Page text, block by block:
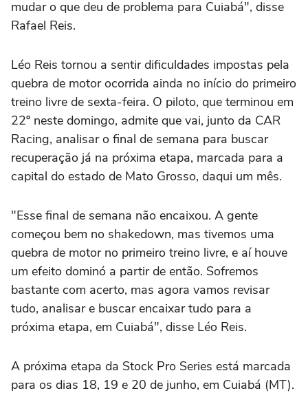
mudar o que deu de problema para Cuiabá", disse
Rafael Reis.
Léo Reis tornou a sentir dificuldades impostas pela
quebra de motor ocorrida ainda no início do primeiro
treino livre de sexta-feira. O piloto, que terminou em
22º neste domingo, admite que vai, junto da CAR
Racing, analisar o final de semana para buscar
recuperação já na próxima etapa, marcada para a
capital do estado de Mato Grosso, daqui um mês.
"Esse final de semana não encaixou. A gente
começou bem no shakedown, mas tivemos uma
quebra de motor no primeiro treino livre, e aí houve
um efeito dominó a partir de então. Sofremos
bastante com acerto, mas agora vamos revisar
tudo, analisar e buscar encaixar tudo para a
próxima etapa, em Cuiabá", disse Léo Reis.
A próxima etapa da Stock Pro Series está marcada
para os dias 18, 19 e 20 de junho, em Cuiabá (MT).